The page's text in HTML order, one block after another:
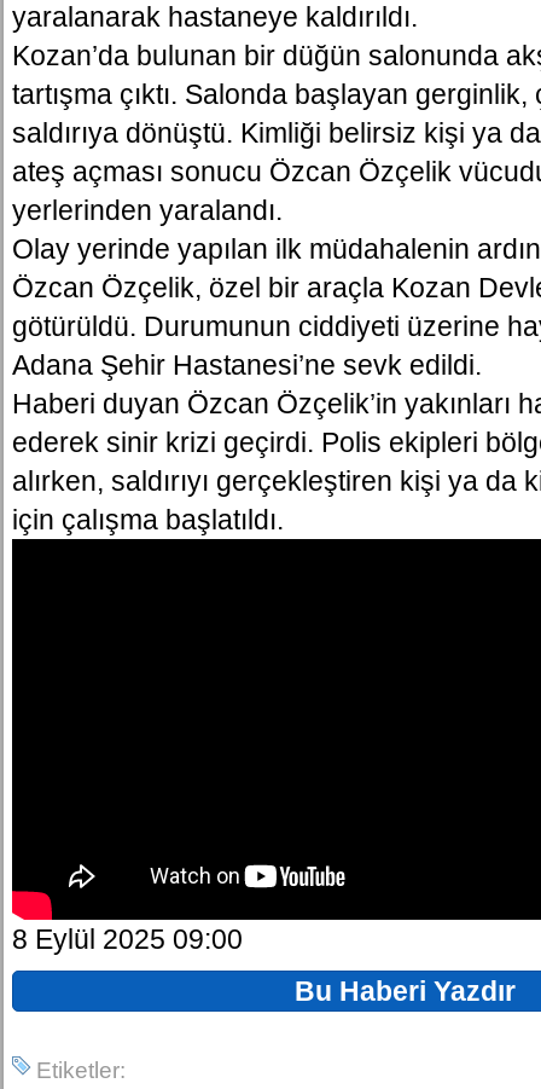
yaralanarak hastaneye kaldırıldı.
Kozan’da bulunan bir düğün salonunda
tartışma çıktı. Salonda başlayan gerginlik,
saldırıya dönüştü. Kimliği belirsiz kişi ya
ateş açması sonucu Özcan Özçelik
yerlerinden yaralandı.
Olay yerinde yapılan ilk müdahalenin
Özcan Özçelik, özel bir araçla Kozan
götürüldü. Durumunun ciddiyeti üzerine
Adana Şehir Hastanesi’ne sevk edildi.
Haberi duyan Özcan Özçelik’in yakınları
ederek sinir krizi geçirdi. Polis ekipleri
alırken, saldırıyı gerçekleştiren kişi ya da
için çalışma başlatıldı.
8 Eylül 2025 09:00
Bu Haberi Yazdır
Etiketler: